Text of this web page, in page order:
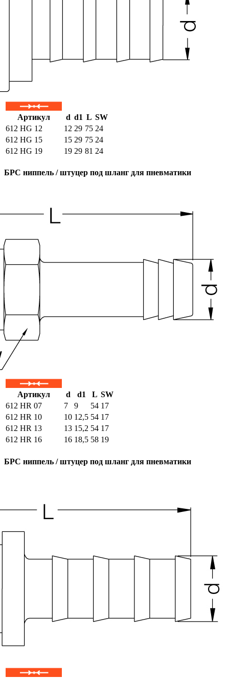
Артикул d d1 L SW
612 HG 12
12 29 75 24
612 HG 15
15 29 75 24
612 HG 19
19 29 81 24
БРС ниппель / штуцер под шланг для пневматики
Артикул d d1 L SW
612 HR 07
7 9 54 17
612 HR 10
10 12,5 54 17
612 HR 13
13 15,2 54 17
612 HR 16
16 18,5 58 19
БРС ниппель / штуцер под шланг для пневматики